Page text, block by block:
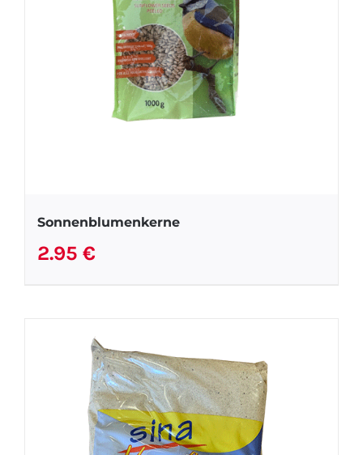
Sonnenblumenkerne
2.95 €